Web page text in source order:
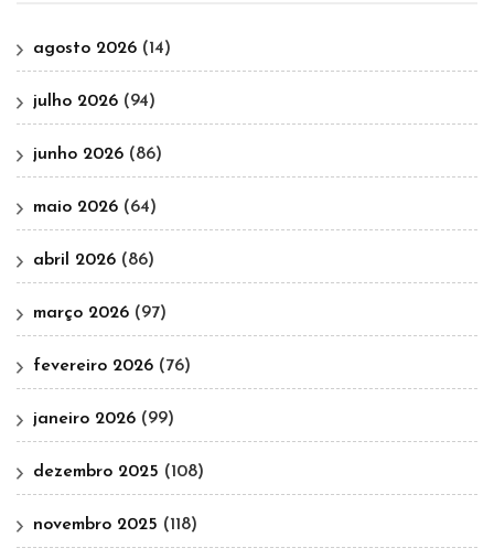
agosto 2026 (14)
julho 2026 (94)
junho 2026 (86)
maio 2026 (64)
abril 2026 (86)
março 2026 (97)
fevereiro 2026 (76)
janeiro 2026 (99)
dezembro 2025 (108)
novembro 2025 (118)